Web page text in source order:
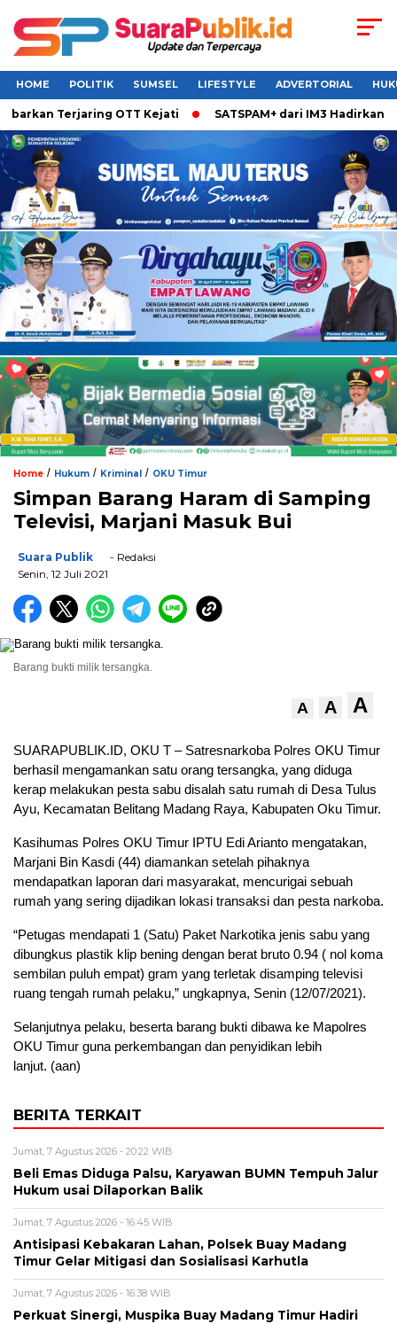
HOME POLITIK SUMSEL LIFESTYLE ADVERTORIAL
Terjaring OTT Kejati SATSPAM+ dari IM3 Hadirkan
Home / Hukum / Kriminal / OKU Timur
Simpan Barang Haram di Samping
Televisi, Marjani Masuk Bui
Suara Publik
- Redaksi
Senin, 12 Juli 2021
Barang bukti milik tersangka.
A A A
SUARAPUBLIK.ID, OKU T – Satresnarkoba Polres OKU Timur
berhasil mengamankan satu orang tersangka, yang diduga
kerap melakukan pesta sabu disalah satu rumah di Desa Tulus
Ayu, Kecamatan Belitang Madang Raya, Kabupaten Oku Timur.
Kasihumas Polres OKU Timur IPTU Edi Arianto mengatakan,
Marjani Bin Kasdi (44) diamankan setelah pihaknya
mendapatkan laporan dari masyarakat, mencurigai sebuah
rumah yang sering dijadikan lokasi transaksi dan pesta narkoba.
“Petugas mendapati 1 (Satu) Paket Narkotika jenis sabu yang
dibungkus plastik klip bening dengan berat bruto 0.94 ( nol koma
sembilan puluh empat) gram yang terletak disamping televisi
ruang tengah rumah pelaku,” ungkapnya, Senin (12/07/2021).
Selanjutnya pelaku, beserta barang bukti dibawa ke Mapolres
OKU Timur guna perkembangan dan penyidikan lebih
lanjut. (aan)
BERITA TERKAIT
Jumat, 7 Agustus 2026 - 20:22 WIB
Beli Emas Diduga Palsu, Karyawan BUMN Tempuh Jalur
Hukum usai Dilaporkan Balik
Jumat, 7 Agustus 2026 - 16:45 WIB
Antisipasi Kebakaran Lahan, Polsek Buay Madang
Timur Gelar Mitigasi dan Sosialisasi Karhutla
Jumat, 7 Agustus 2026 - 16:38 WIB
Perkuat Sinergi, Muspika Buay Madang Timur Hadiri